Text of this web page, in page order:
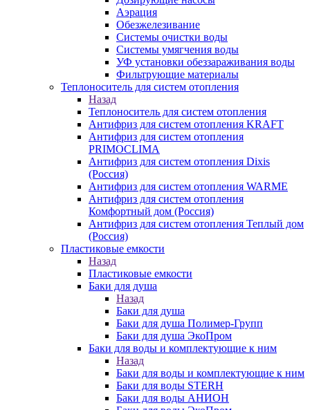
Аэрация
Обезжелезивание
Системы очистки воды
Системы умягчения воды
УФ установки обеззараживания воды
Фильтрующие материалы
Теплоноситель для систем отопления
Назад
Теплоноситель для систем отопления
Антифриз для систем отопления KRAFT
Антифриз для систем отопления
PRIMOCLIMA
Антифриз для систем отопления Dixis
(Россия)
Антифриз для систем отопления WARME
Антифриз для систем отопления
Комфортный дом (Россия)
Антифриз для систем отопления Теплый дом
(Россия)
Пластиковые емкости
Назад
Пластиковые емкости
Баки для душа
Назад
Баки для душа
Баки для душа Полимер-Групп
Баки для душа ЭкоПром
Баки для воды и комплектующие к ним
Назад
Баки для воды и комплектующие к ним
Баки для воды STERH
Баки для воды АНИОН